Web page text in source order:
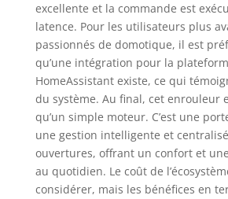
excellente et la commande est
latence. Pour les utilisateurs plus
passionnés de domotique, il est
qu’une intégration pour la
HomeAssistant existe, ce qui
du système. Au final, cet enrouleur
qu’un simple moteur. C’est une
une gestion intelligente et
ouvertures, offrant un confort et
au quotidien. Le coût de
considérer, mais les bénéfices en